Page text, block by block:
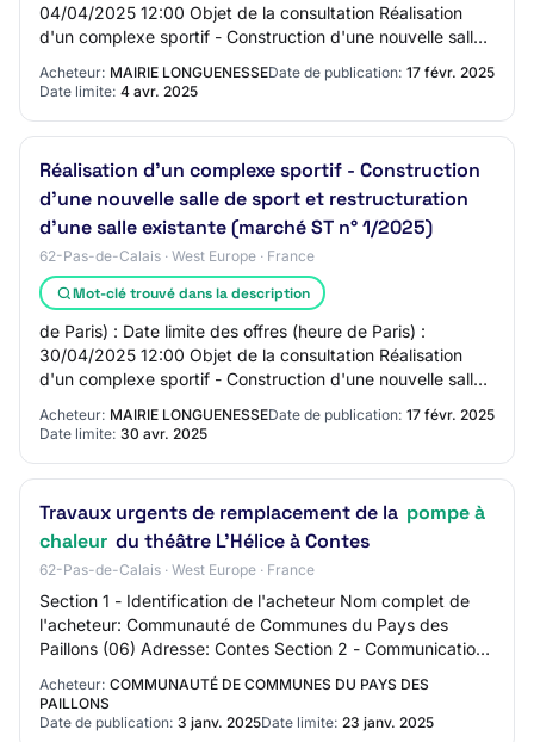
04/04/2025 12:00 Objet de la consultation Réalisation
d'un complexe sportif - Construction d'une nouvelle salle
Acheteur: MAIRIE LONGUENESSEDate de publication: 17 févr. 2025
Date limite: 4 avr. 2025
Réalisation d'un complexe sportif - Construction
d'une nouvelle salle de sport et restructuration
d'une salle existante (marché ST n° 1/2025)
62-Pas-de-Calais · West Europe · France
Mot-clé trouvé dans la description
de Paris) : Date limite des offres (heure de Paris) :
30/04/2025 12:00 Objet de la consultation Réalisation
d'un complexe sportif - Construction d'une nouvelle salle
Acheteur: MAIRIE LONGUENESSEDate de publication: 17 févr. 2025
Date limite: 30 avr. 2025
Travaux urgents de remplacement de la pompe à
chaleur du théâtre L’Hélice à Contes
62-Pas-de-Calais · West Europe · France
Section 1 - Identification de l'acheteur Nom complet de
l'acheteur: Communauté de Communes du Pays des
Paillons (06) Adresse: Contes Section 2 - Communication
Nom du contact: Service marchés Adresse…
Acheteur: COMMUNAUTÉ DE COMMUNES DU PAYS DES
PAILLONS
Date de publication: 3 janv. 2025Date limite: 23 janv. 2025